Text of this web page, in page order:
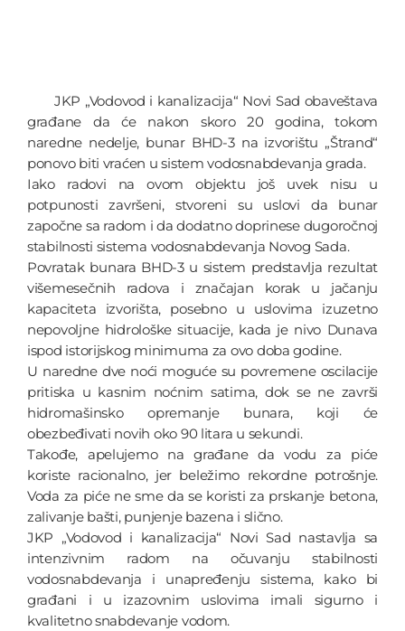
JKP „Vodovod i kanalizacija“ Novi Sad obaveštava
građane da će nakon skoro 20 godina, tokom
naredne nedelje, bunar BHD-3 na izvorištu „Štrand“
ponovo biti vraćen u sistem vodosnabdevanja grada.
Iako radovi na ovom objektu još uvek nisu u
potpunosti završeni, stvoreni su uslovi da bunar
započne sa radom i da dodatno doprinese dugoročnoj
stabilnosti sistema vodosnabdevanja Novog Sada.
Povratak bunara BHD-3 u sistem predstavlja rezultat
višemesečnih radova i značajan korak u jačanju
kapaciteta izvorišta, posebno u uslovima izuzetno
nepovoljne hidrološke situacije, kada je nivo Dunava
ispod istorijskog minimuma za ovo doba godine.
U naredne dve noći moguće su povremene oscilacije
pritiska u kasnim noćnim satima, dok se ne završi
hidromašinsko opremanje bunara, koji će
obezbeđivati novih oko 90 litara u sekundi.
Takođe, apelujemo na građane da vodu za piće
koriste racionalno, jer beležimo rekordne potrošnje.
Voda za piće ne sme da se koristi za prskanje betona,
zalivanje bašti, punjenje bazena i slično.
JKP „Vodovod i kanalizacija“ Novi Sad nastavlja sa
intenzivnim radom na očuvanju stabilnosti
vodosnabdevanja i unapređenju sistema, kako bi
građani i u izazovnim uslovima imali sigurno i
kvalitetno snabdevanje vodom.